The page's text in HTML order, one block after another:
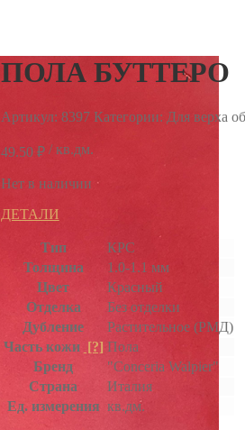
ПОЛА БУТТЕРО
Артикул: 8397 Категории: Для верха
49.50 ₽/ кв.дм.
Нет в наличии
ДЕТАЛИ
Тип
КРС
Толщина
1.0-1.1 мм
Цвет
Красный
Отделка
Без отделки
Дубление
Растительное (РМД)
Часть кожи [?] Пола
Бренд
"Conceria Walpier"
Страна
Италия
Ед. измерения кв.дм.